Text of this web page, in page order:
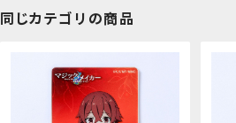
同じカテゴリの商品